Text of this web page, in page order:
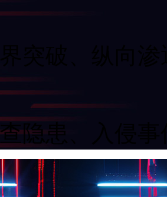
界突破、纵向
查隐患、入